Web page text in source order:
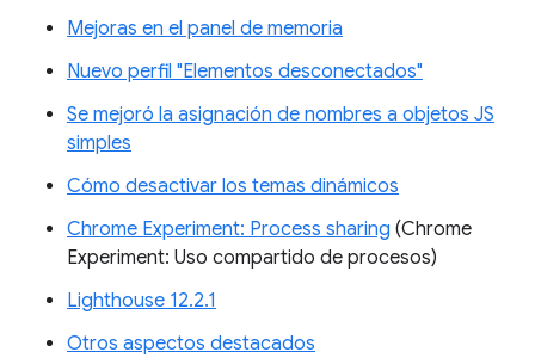
Mejoras en el panel de memoria
Nuevo perfil "Elementos desconectados"
Se mejoró la asignación de nombres a objetos JS
simples
Cómo desactivar los temas dinámicos
Chrome Experiment: Process sharing (Chrome
Experiment: Uso compartido de procesos)
Lighthouse 12.2.1
Otros aspectos destacados